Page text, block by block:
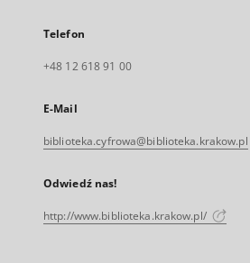
Telefon
+48 12 618 91 00
E-Mail
biblioteka.cyfrowa@biblioteka.krakow.pl
Odwiedź nas!
http://www.biblioteka.krakow.pl/